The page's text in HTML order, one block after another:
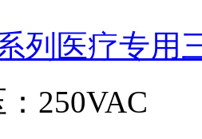
列医疗专用
250VAC